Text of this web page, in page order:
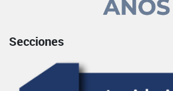
Secciones